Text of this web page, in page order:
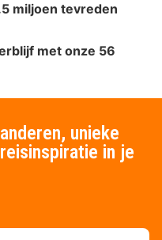
miljoen tevreden
met onze 56
unieke
in je